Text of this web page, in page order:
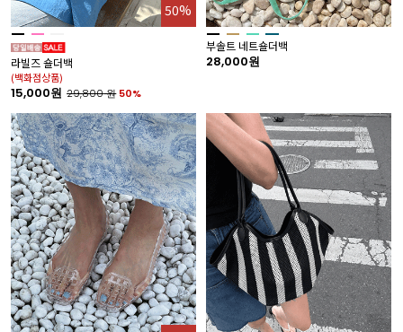
50%
라빌즈 숄더백
(백화점상품)
15,000원 29,800원 50%
부솔트 네트숄더백
28,000원